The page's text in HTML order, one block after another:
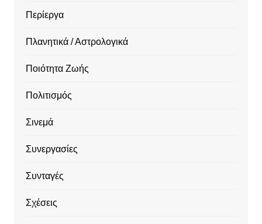
Περίεργα
Πλανητικά / Αστρολογικά
Ποιότητα Ζωής
Πολιτισμός
Σινεμά
Συνεργασίες
Συνταγές
Σχέσεις